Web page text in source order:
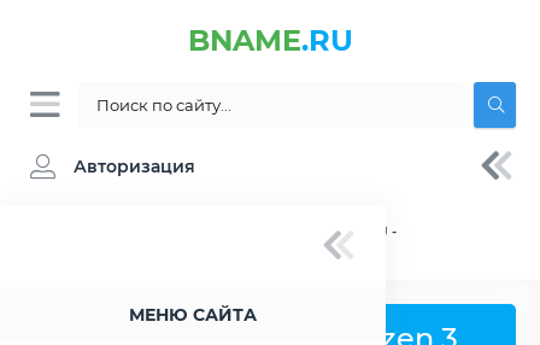
BNAME.RU
Авторизация
МЕНЮ САЙТА
» Процессор AMD Ryzen 3 5300U -